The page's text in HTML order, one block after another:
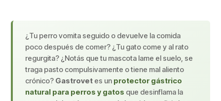
¿Tu perro vomita seguido o devuelve la comida
poco después de comer? ¿Tu gato come y al rato
regurgita? ¿Notás que tu mascota lame el suelo, se
traga pasto compulsivamente o tiene mal aliento
crónico? Gastrovet es un protector gástrico
natural para perros y gatos que desinflama la